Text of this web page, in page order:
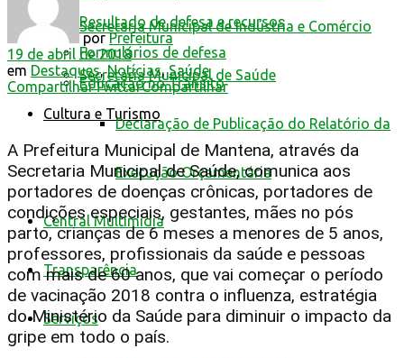
Resultado de defesa e recursos
Formulários de defesa
Educação no Trânsito
Cultura e Turismo
Secretaria Municipal de Indústria e Comércio
Secretaria Municipal de Saúde
Declaração de Publicação do Relatório da
Execução Orçamentária
Central Multimídia
Transparência
Serviços
por Prefeitura
19 de abril de 2018
em Destaques,Notícias,Saúde
CompartilharTwittarCompartilhar
A Prefeitura Municipal de Mantena, através da
Secretaria Municipal de Saúde, comunica aos
portadores de doenças crônicas, portadores de
condições especiais, gestantes, mães no pós
parto, crianças de 6 meses a menores de 5 anos,
professores, profissionais da saúde e pessoas
com mais de 60 anos, que vai começar o período
de vacinação 2018 contra o influenza, estratégia
do Ministério da Saúde para diminuir o impacto da
gripe em todo o país.